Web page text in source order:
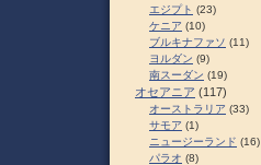
エジプト (23)
ケニア (10)
ブルキナファソ (11)
ヨルダン (9)
南スーダン (19)
オセアニア (117)
オーストラリア (33)
サモア (1)
ニュージーランド (16)
パラオ (8)